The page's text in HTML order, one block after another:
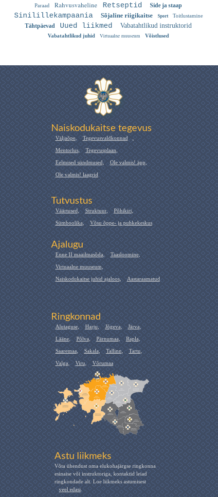
Paraad Rahvusvaheline Retseptid Side ja staap
Sinilillekampaania Sõjaline riigikaitse Sport Toitlustamine
Tähtpäevad Uued liikmed Vabatahtlikud instruktorid
Vabatahtlikud juhid Virtuaalne muuseum Võistlused
Naiskodukaitse tegevus
Väljaõpe, Tegevusvaldkonnad ,
Mentorlus, Tegevusplaan,
Eelmised sündmused, Ole valmis! äpp,
Ole valmis! laagrid
Tutvustus
Väärtused, Struktuur, Põhikiri,
Sümboolika, Võsu õppe- ja puhkekeskus
Ajalugu
Enne II maailmasõda, Taasloomine,
Virtuaalne muuseum,
Naiskodukaitse juhid ajaloos, Aastaraamatud
Ringkonnad
Alutaguse, Harju, Jõgeva, Järva,
Lääne, Põlva, Pärnumaa, Rapla,
Saaremaa, Sakala, Tallinn, Tartu,
Valga, Viru, Võrumaa
Astu liikmeks
Võta ühendust oma elukohajärgse ringkonna
esinaise või instruktoriga, kontaktid leiad
ringkondade alt. Loe liikmeks astumisest
veel edasi.